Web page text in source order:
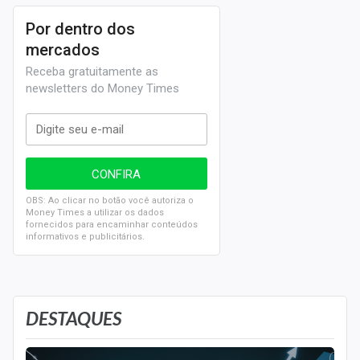
DESTAQUES
Por dentro dos
mercados
Receba gratuitamente as
newsletters do Money Times
OBS: Ao clicar no botão você autoriza o
Money Times a utilizar os dados
fornecidos para encaminhar conteúdos
informativos e publicitários.